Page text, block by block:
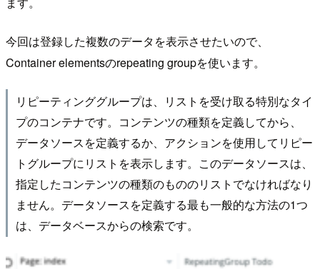
今回は登録した複数のデータを表示させたいので、
Container elementsのrepeating groupを使います。
リピーティンググループは、リストを受け取る特別なタイ
プのコンテナです。コンテンツの種類を定義してから、
データソースを定義するか、アクションを使用してリピー
トグループにリストを表示します。このデータソースは、
指定したコンテンツの種類のもののリストでなければなり
ません。データソースを定義する最も一般的な方法の1つ
は、データベースからの検索です。